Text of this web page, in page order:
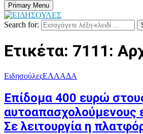
Primary Menu
Search for:
Ετικέτα: 7111:
ΕιδησούλεςΕΛΛΑΔΑ
Επίδομα 400 ευρώ
αυτοαπασχολούμενους
Σε λειτουργία η